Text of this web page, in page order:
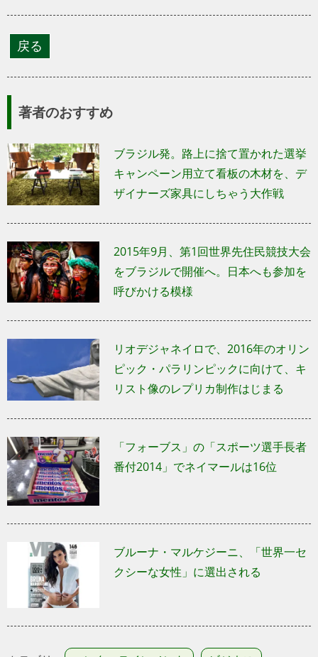
著者のおすすめ
ブラジル発。路上に捨て置かれた選挙
キャンペーン用立て看板の木材を、デ
ザイナーズ家具にしちゃう大作戦
2015年9月、第1回世界先住民競技大会
をブラジルで開催へ。日本へも参加を
呼びかける模様
リオデジャネイロで、2016年のオリン
ピック・パラリンピックに向けて、キ
リスト像のレプリカ制作はじまる
「フォーブス」の「スポーツ選手長者
番付2014」でネイマールは16位
ブルーナ・マルケジーニ、「世界一セ
クシーな女性」に選出される